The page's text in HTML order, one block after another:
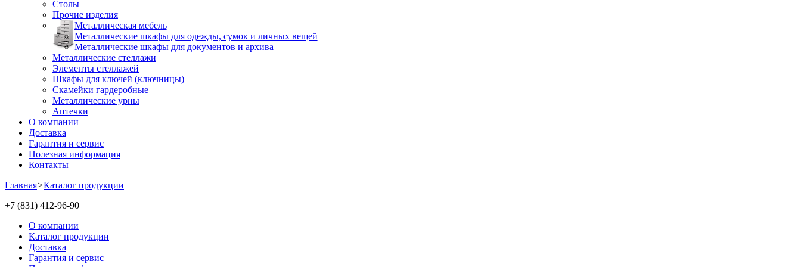
Столы
Прочие изделия
Металлическая мебель
Металлические шкафы для одежды, сумок и личных вещей
Металлические шкафы для документов и архива
Металлические стеллажи
Элементы стеллажей
Шкафы для ключей (ключницы)
Скамейки гардеробные
Металлические урны
Аптечки
О компании
Доставка
Гарантия и сервис
Полезная информация
Контакты
Главная>Каталог продукции
+7 (831) 412-96-90
О компании
Каталог продукции
Доставка
Гарантия и сервис